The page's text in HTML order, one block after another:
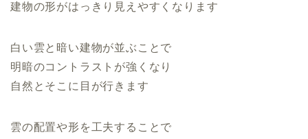
建物の形がはっきり見えやすくなります
白い雲と暗い建物が並ぶことで
明暗のコントラストが強くなり
自然とそこに目が行きます
雲の配置や形を工夫することで